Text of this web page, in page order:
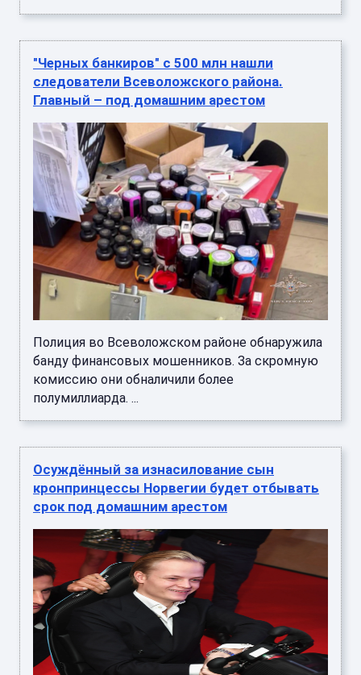
"Черных банкиров" c 500 млн нашли
следователи Всеволожского района.
Главный – под домашним арестом
Полиция во Всеволожском районе обнаружила
банду финансовых мошенников. За скромную
комиссию они обналичили более
полумиллиарда. ...
Осуждённый за изнасилование сын
кронпринцессы Норвегии будет отбывать
срок под домашним арестом